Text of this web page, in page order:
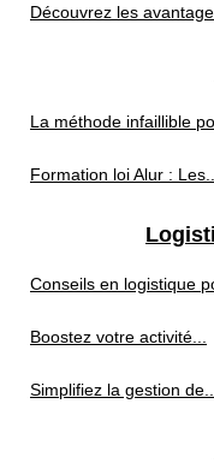
Découvrez les
La méthode infaillible
Formation loi Alur : Les...
Conseils en logistique
Boostez votre activité...
Simplifiez la gestion de...